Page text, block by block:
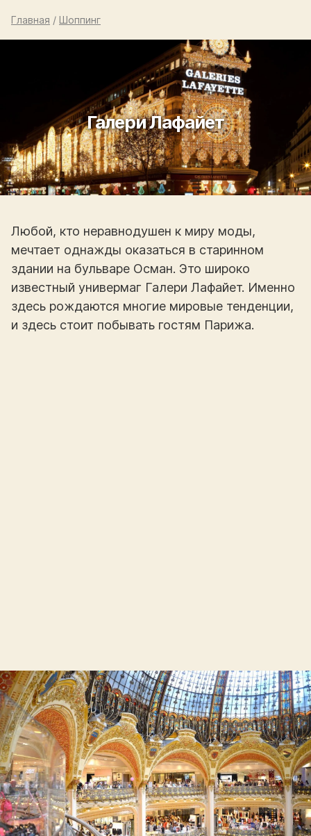
Главная / Шоппинг
Галери Лафайет
Любой, кто неравнодушен к миру моды,
мечтает однажды оказаться в старинном
здании на бульваре Осман. Это широко
известный универмаг Галери Лафайет. Именно
здесь рождаются многие мировые тенденции,
и здесь стоит побывать гостям Парижа.